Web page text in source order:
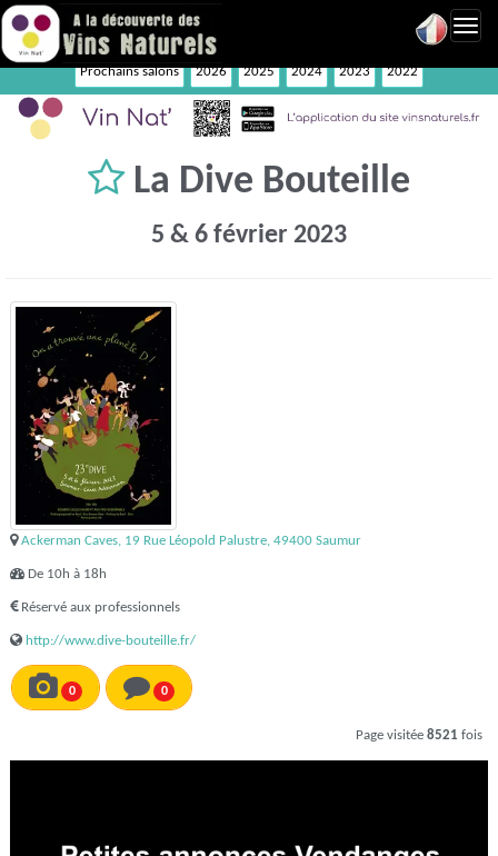
Prochains salons 2026 2025 2024 2023 2022
La Dive Bouteille
5 & 6 février 2023
Ackerman Caves, 19 Rue Léopold Palustre, 49400 Saumur
De 10h à 18h
Réservé aux professionnels
http://www.dive-bouteille.fr/
0 0
Page visitée 8521 fois